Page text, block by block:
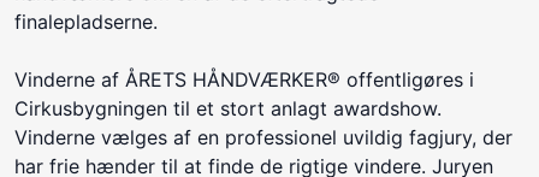
finalepladserne.
Vinderne af ÅRETS HÅNDVÆRKER® offentligøres i
Cirkusbygningen til et stort anlagt awardshow.
Vinderne vælges af en professionel uvildig fagjury, der
har frie hænder til at finde de rigtige vindere. Juryen